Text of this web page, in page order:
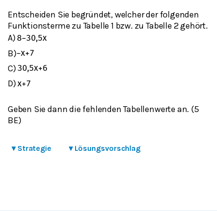
Entscheiden Sie begründet, welcher der folgenden
Funktionsterme zu Tabelle 1 bzw. zu Tabelle 2 gehört.
A)8−30,5x
B)−x+7
C)30,5x+6
D)x+7
Geben Sie dann die fehlenden Tabellenwerte an. (5
BE)
▾ Strategie ▾ Lösungsvorschlag